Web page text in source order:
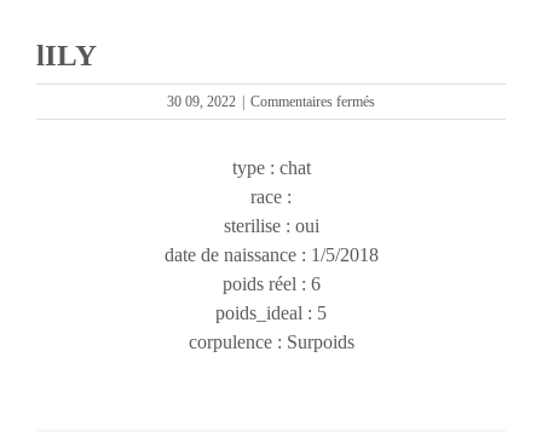
lILY
30 09, 2022 Commentaires ferméssur
lILY
type : chat
race :
sterilise : oui
date de naissance : 1/5/2018
poids réel : 6
poids_ideal : 5
corpulence : Surpoids